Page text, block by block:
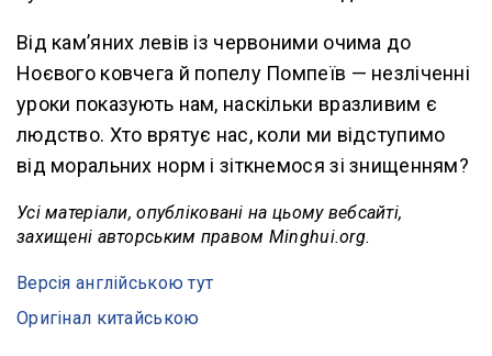
Від кам’яних левів із червоними очима до
Ноєвого ковчега й попелу Помпеїв — незліченні
уроки показують нам, наскільки вразливим є
людство. Хто врятує нас, коли ми відступимо
від моральних норм і зіткнемося зі знищенням?
Усі матеріали, опубліковані на цьому вебсайті,
захищені авторським правом Minghui.org.
Версія англійською тут
Оригінал китайською